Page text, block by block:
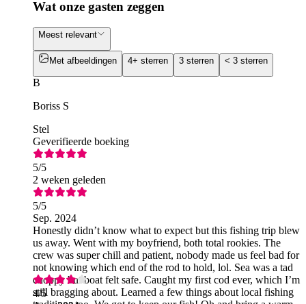
Wat onze gasten zeggen
Meest relevant
Met afbeeldingen 4+ sterren 3 sterren < 3 sterren
B
Boriss S
Stel
Geverifieerde boeking
5/5
2 weken geleden
5/5
Sep. 2024
Honestly didn’t know what to expect but this fishing trip blew
us away. Went with my boyfriend, both total rookies. The
crew was super chill and patient, nobody made us feel bad for
not knowing which end of the rod to hold, lol. Sea was a tad
choppy but boat felt safe. Caught my first cod ever, which I’m
still bragging about. Learned a few things about local fishing
4/5